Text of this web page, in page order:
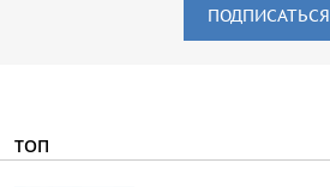
ПОДПИСАТЬСЯ
ТОП